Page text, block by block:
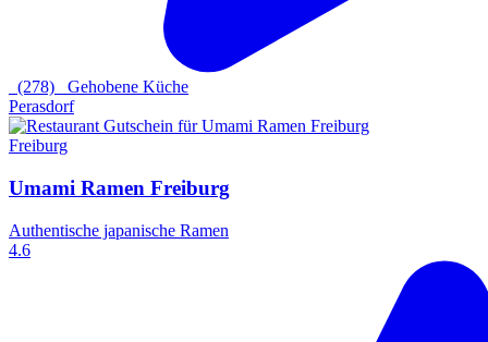
(278) Gehobene Küche
Perasdorf
Freiburg
Umami Ramen Freiburg
Authentische japanische Ramen
4.6